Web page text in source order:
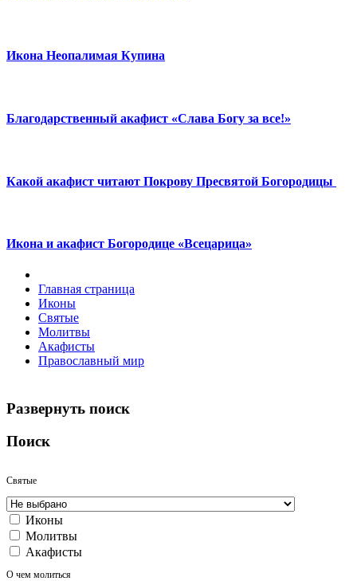
Икона Неопалимая Купина
Благодарственный акафист «Слава Богу за все!»
Какой акафист читают Покрову Пресвятой Богородицы
Икона и акафист Богородице «Всецарица»
Главная страница
Иконы
Святые
Молитвы
Акафисты
Православный мир
Развернуть поиск
Поиск
Святые
Иконы
Молитвы
Акафисты
О чем молиться